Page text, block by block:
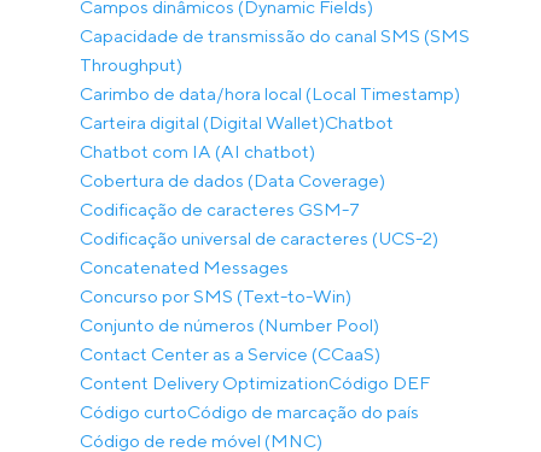
Campos dinâmicos (Dynamic Fields)
Capacidade de transmissão do canal SMS (SMS
Throughput)
Carimbo de data/hora local (Local Timestamp)
Carteira digital (Digital Wallet)Chatbot
Chatbot com IA (AI chatbot)
Cobertura de dados (Data Coverage)
Codificação de caracteres GSM-7
Codificação universal de caracteres (UCS-2)
Concatenated Messages
Concurso por SMS (Text-to-Win)
Conjunto de números (Number Pool)
Contact Center as a Service (CCaaS)
Content Delivery OptimizationCódigo DEF
Código curtoCódigo de marcação do país
Código de rede móvel (MNC)